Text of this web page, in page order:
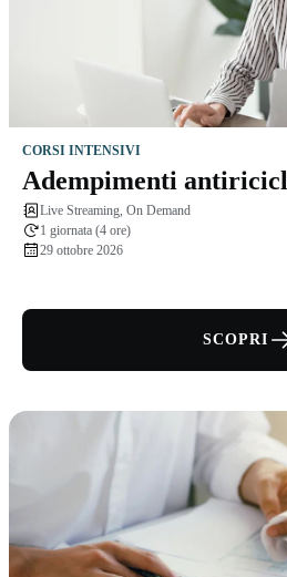
CORSI INTENSIVI
Adempimenti
Live Streaming, On Demand
1 giornata (4 ore)
29 ottobre 2026
SCOPRI